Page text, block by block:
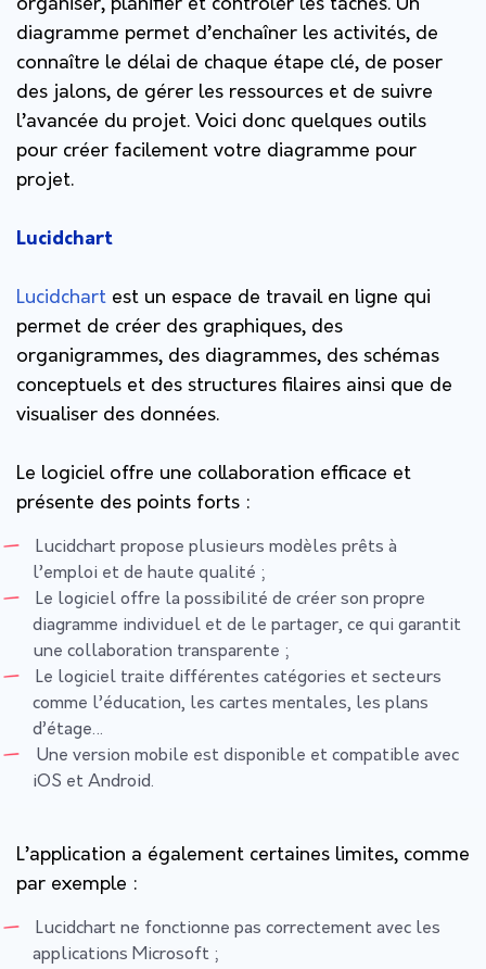
diagramme permet d’enchaîner les activités, de
connaître le délai de chaque étape clé, de poser
des jalons, de gérer les ressources et de suivre
l’avancée du projet. Voici donc quelques outils
pour créer facilement votre diagramme pour
projet.
Lucidchart
Lucidchart est un espace de travail en ligne qui
permet de créer des graphiques, des
organigrammes, des diagrammes, des schémas
conceptuels et des structures filaires ainsi que de
visualiser des données.
Le logiciel offre une collaboration efficace et
présente des points forts :
Lucidchart propose plusieurs modèles prêts à
l’emploi et de haute qualité ;
Le logiciel offre la possibilité de créer son propre
diagramme individuel et de le partager, ce qui garantit
une collaboration transparente ;
Le logiciel traite différentes catégories et secteurs
comme l’éducation, les cartes mentales, les plans
d’étage…
Une version mobile est disponible et compatible avec
iOS et Android.
L’application a également certaines limites, comme
par exemple :
Lucidchart ne fonctionne pas correctement avec les
applications Microsoft ;